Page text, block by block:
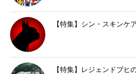
【特集】シン・スキンケ
【特集】レジェンドブヒ